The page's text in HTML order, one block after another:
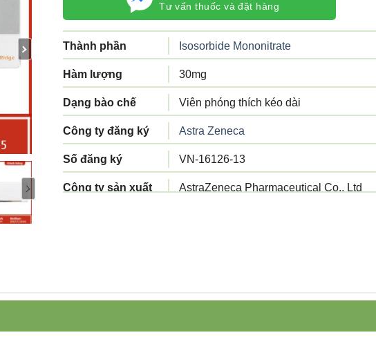
Tư vấn thuốc và đặt hàng
Thành phần Isosorbide Mononitrate
Hàm lượng 30mg
Dạng bào chế Viên phóng thích kéo dài
Công ty đăng ký Astra Zeneca
Số đăng ký VN-16126-13
Công ty sản xuất AstraZeneca Pharmaceutical Co., Ltd